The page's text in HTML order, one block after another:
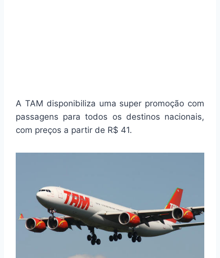
A TAM disponibiliza uma super promoção com
passagens para todos os destinos nacionais,
com preços a partir de R$ 41.